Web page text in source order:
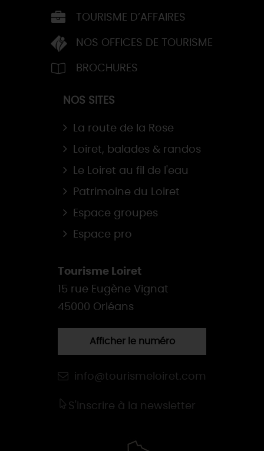
TOURISME D’AFFAIRES
NOS OFFICES DE TOURISME
BROCHURES
NOS SITES
La route de la Rose
Loiret, balades & randos
Le Loiret au fil de l'eau
Patrimoine du Loiret
Espace groupes
Espace pro
Tourisme Loiret
15 rue Eugène Vignat
45000 Orléans
Afficher le numéro
info@tourismeloiret.com
S'inscrire à la newsletter